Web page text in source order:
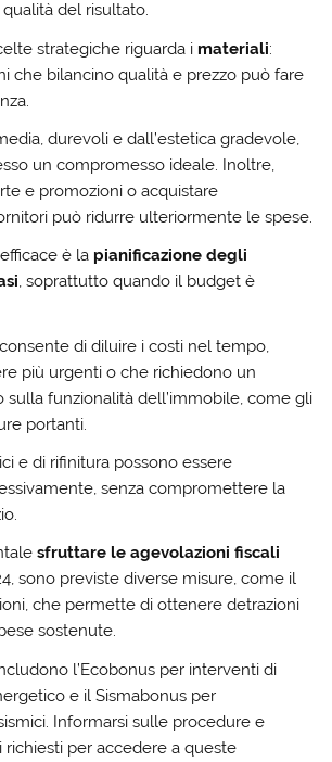
del risultato.
strategiche riguarda i materiali:
che bilancino qualità e prezzo può fare
durevoli e dall’estetica gradevole,
un compromesso ideale. Inoltre,
e promozioni o acquistare
può ridurre ulteriormente le spese.
è la pianificazione degli
, soprattutto quando il budget è
di diluire i costi nel tempo,
più urgenti o che richiedono un
sulla funzionalità dell’immobile, come gli
portanti.
e di rifinitura possono essere
senza compromettere la
sfruttare le agevolazioni fiscali
sono previste diverse misure, come il
che permette di ottenere detrazioni
sostenute.
l’Ecobonus per interventi di
e il Sismabonus per
Informarsi sulle procedure e
richiesti per accedere a queste